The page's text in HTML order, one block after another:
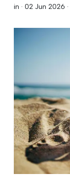
in · 02 Jun 2026 ·